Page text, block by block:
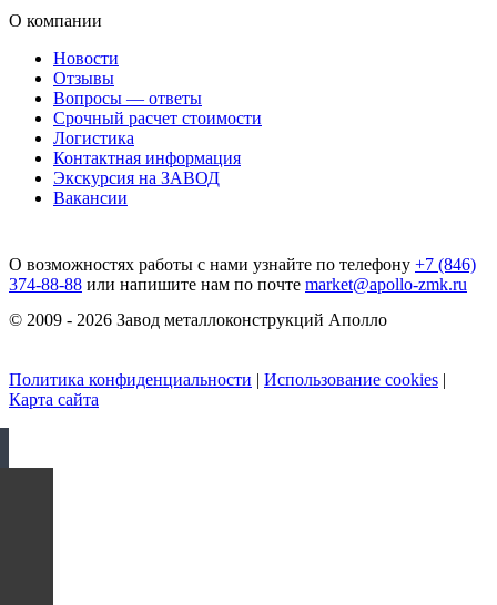
О компании
Новости
Отзывы
Вопросы — ответы
Срочный расчет стоимости
Логистика
Контактная информация
Экскурсия на ЗАВОД
Вакансии
О возможностях работы с нами узнайте по телефону +7 (846)
374-88-88 или напишите нам по почте market@apollo-zmk.ru
© 2009 - 2026 Завод металлоконструкций Аполло
Политика конфиденциальности Использование cookies
Карта сайта